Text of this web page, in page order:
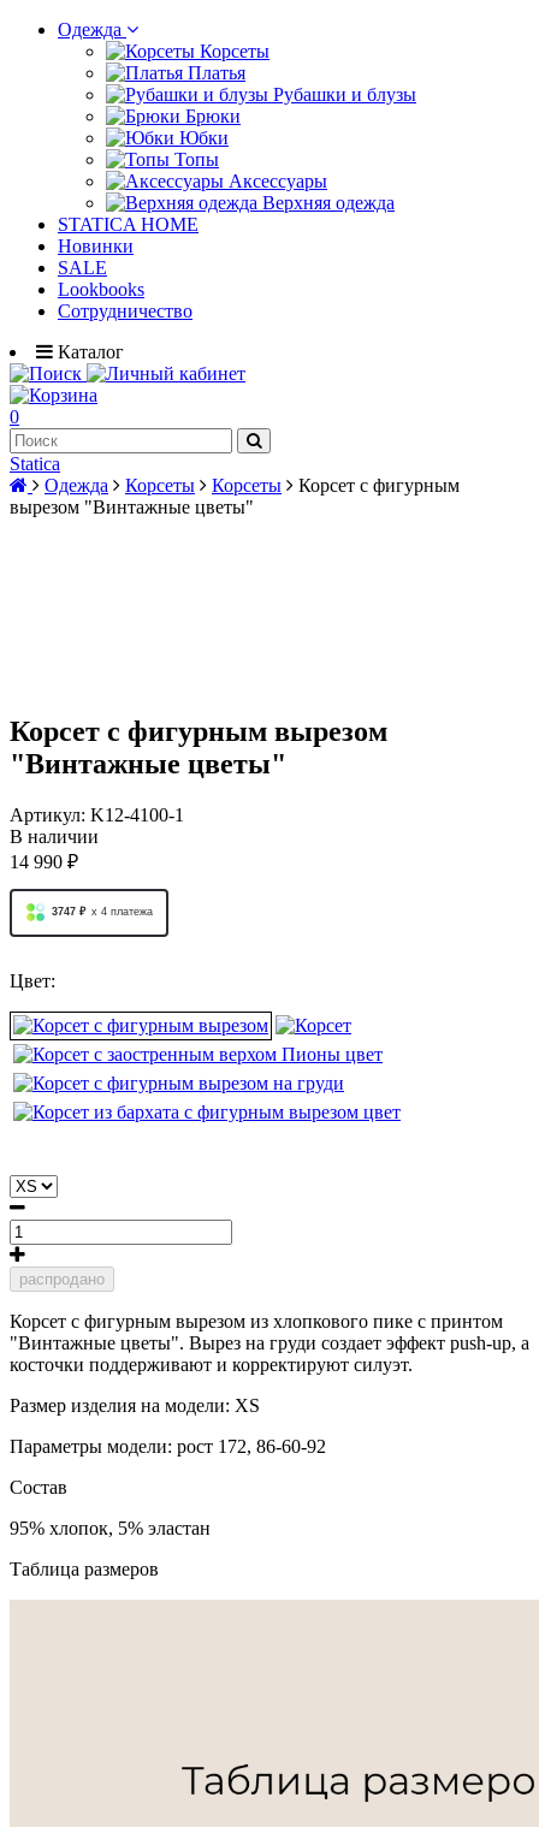
Одежда
Корсеты
Платья
Рубашки и блузы
Брюки
Юбки
Топы
Аксессуары
Верхняя одежда
STATICA HOME
Новинки
SALE
Lookbooks
Сотрудничество
Каталог
0
Statica
Одежда
Корсеты Корсеты
Корсет c фигурным
вырезом "Винтажные цветы"
Корсет c фигурным вырезом
"Винтажные цветы"
Артикул: K12-4100-1
В наличии
14 990 ₽
3747 ₽ x 4 платежа
Цвет:
распродано
Корсет с фигурным вырезом из хлопкового пике с принтом
"Винтажные цветы". Вырез на груди создает эффект push-up, а
косточки поддерживают и корректируют силуэт.
Размер изделия на модели: XS
Параметры модели: рост 172, 86-60-92
Состав
95% хлопок, 5% эластан
Таблица размеров